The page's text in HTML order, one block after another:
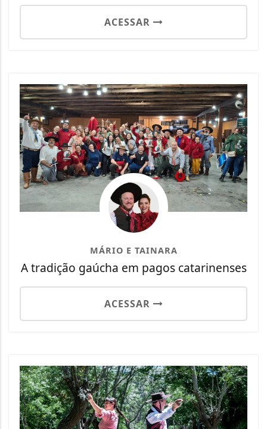
ACESSAR
MÁRIO E TAINARA
A tradição gaúcha em pagos catarinenses
ACESSAR